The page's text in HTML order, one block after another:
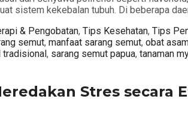
sistem kekebalan tubuh. Di beberapa
& Pengobatan, Tips Kesehatan, Tips
semut, manfaat sarang semut, obat
tradisional, sarang semut papua, tanaman
Stres secara